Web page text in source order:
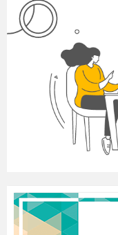
Обчисліть
А) 2304πсм³;
Б) 1728πсм³;
В) 972πсм³;
Задача.
конуса.